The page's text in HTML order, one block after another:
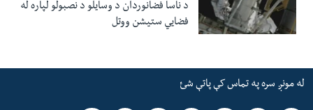
د ناسا فضانوردان د وسایلو د نصبولو لپاره له
فضایي ستیشن ووتل
له مونږ سره په تماس کې پاتې شئ